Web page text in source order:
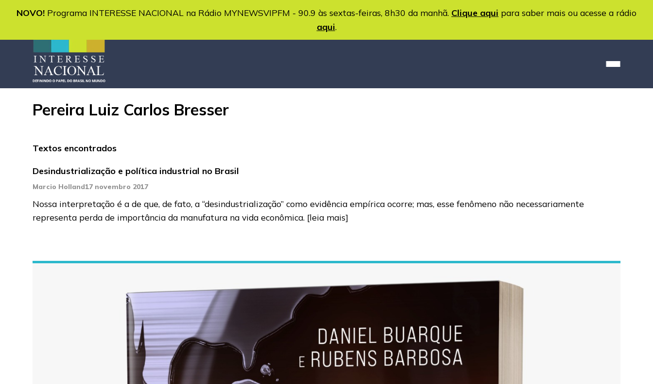
NOVO! Programa INTERESSE NACIONAL na Rádio MYNEWSVIPFM - 90.9 às sextas-feiras, 8h30 da manhã. Clique aqui para saber mais ou acesse a rádio
aqui.
Pereira Luiz Carlos Bresser
Textos encontrados
Desindustrialização e política industrial no Brasil
Marcio Holland17 novembro 2017
Nossa interpretação é a de que, de fato, a “desindustrialização” como evidência empírica ocorre; mas, esse fenômeno não necessariamente
representa perda de importância da manufatura na vida econômica. [leia mais]